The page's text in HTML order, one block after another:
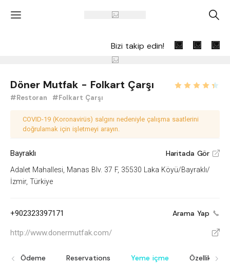
' A
Bizi takip edin!
Döner Mutfak - Folkart Çarşı
#Restoran #Folkart Çarşı
COVID-19 (Koronavirüs) salgını nedeniyle çalışma saatlerini
doğrulamak için işletmeyi arayın.
Bayraklı Haritada Gör V
Adalet Mahallesi, Manas Blv. 37 F, 35530 Laka Köyü/Bayraklı/
İzmir, Türkiye
+902323397171 Arama Yap
http://www.donermutfak.com/ V
Ödeme Reservations Yeme içme Özellikler